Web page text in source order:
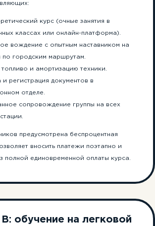
курс (очные занятия в
классах или онлайн-платформа).
вождение с опытным наставником на
по городским маршрутам.
и амортизацию техники.
и регистрация документов в
отделе.
сопровождение группы на всех
предусмотрена беспроцентная
вносить платежи поэтапно и
полной единовременной оплаты курса.
B: обучение на легковой